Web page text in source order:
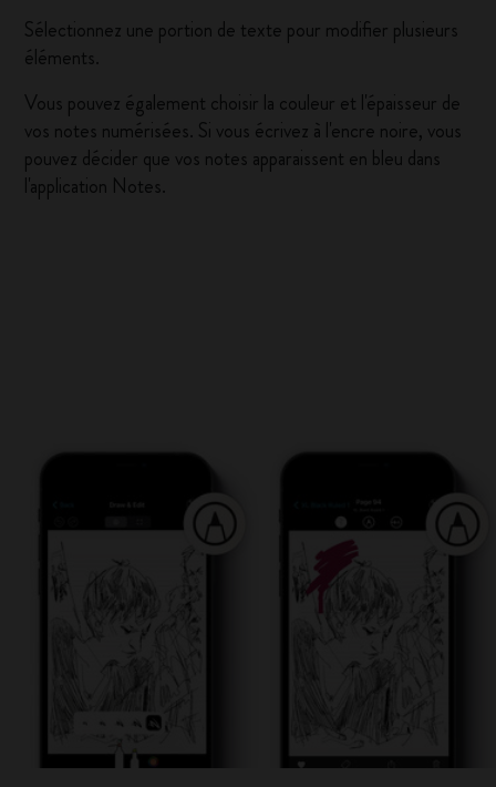
Sélectionnez une portion de texte pour modifier plusieurs
éléments.
Vous pouvez également choisir la couleur et l'épaisseur de
vos notes numérisées. Si vous écrivez à l'encre noire, vous
pouvez décider que vos notes apparaissent en bleu dans
l'application Notes.